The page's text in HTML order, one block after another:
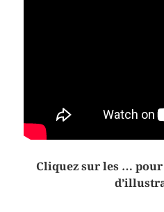
Cliquez sur les …